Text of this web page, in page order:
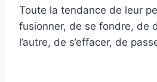
Toute la tendance de leur
fusionner, de se fondre, de
l’autre, de s’effacer, de